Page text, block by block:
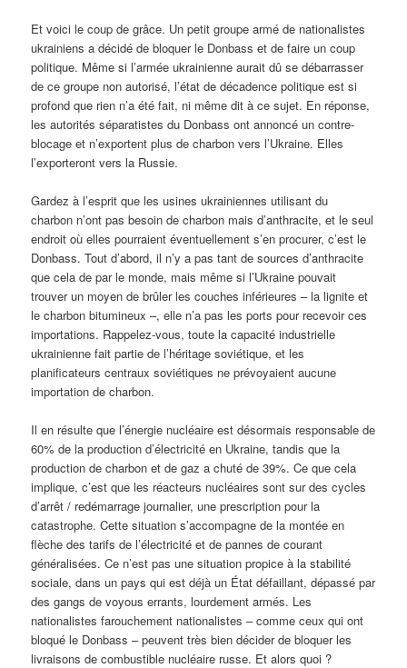
Et voici le coup de grâce. Un petit groupe armé de nationalistes
ukrainiens a décidé de bloquer le Donbass et de faire un coup
politique. Même si l’armée ukrainienne aurait dû se débarrasser
de ce groupe non autorisé, l’état de décadence politique est si
profond que rien n’a été fait, ni même dit à ce sujet. En réponse,
les autorités séparatistes du Donbass ont annoncé un contre-
blocage et n’exportent plus de charbon vers l’Ukraine. Elles
l’exporteront vers la Russie.
Gardez à l’esprit que les usines ukrainiennes utilisant du
charbon n’ont pas besoin de charbon mais d’anthracite, et le seul
endroit où elles pourraient éventuellement s’en procurer, c’est le
Donbass. Tout d’abord, il n’y a pas tant de sources d’anthracite
que cela de par le monde, mais même si l’Ukraine pouvait
trouver un moyen de brûler les couches inférieures – la lignite et
le charbon bitumineux –, elle n’a pas les ports pour recevoir ces
importations. Rappelez-vous, toute la capacité industrielle
ukrainienne fait partie de l’héritage soviétique, et les
planificateurs centraux soviétiques ne prévoyaient aucune
importation de charbon.
Il en résulte que l’énergie nucléaire est désormais responsable de
60% de la production d’électricité en Ukraine, tandis que la
production de charbon et de gaz a chuté de 39%. Ce que cela
implique, c’est que les réacteurs nucléaires sont sur des cycles
d’arrêt / redémarrage journalier, une prescription pour la
catastrophe. Cette situation s’accompagne de la montée en
flèche des tarifs de l’électricité et de pannes de courant
généralisées. Ce n’est pas une situation propice à la stabilité
sociale, dans un pays qui est déjà un État défaillant, dépassé par
des gangs de voyous errants, lourdement armés. Les
nationalistes farouchement nationalistes – comme ceux qui ont
bloqué le Donbass – peuvent très bien décider de bloquer les
livraisons de combustible nucléaire russe. Et alors quoi ?